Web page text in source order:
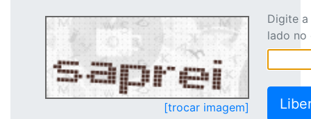
[trocar imagem]
Digite
lado no